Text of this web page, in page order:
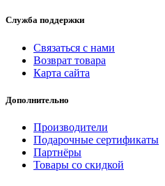
Служба поддержки
Связаться с нами
Возврат товара
Карта сайта
Дополнительно
Производители
Подарочные сертификаты
Партнёры
Товары со скидкой